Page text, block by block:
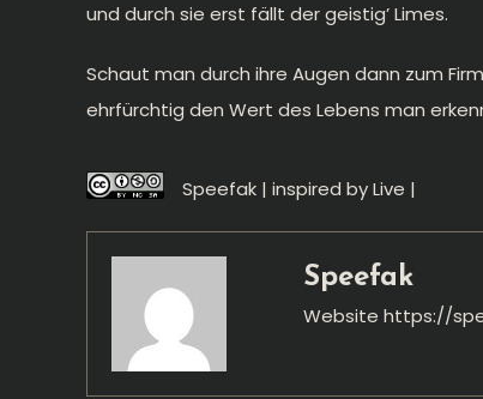
und durch sie erst fällt der geistig’ Limes.
Schaut man durch ihre Augen dann zum
ehrfürchtig den Wert des Lebens man
Speefak | inspired by Live |
Speefak
Website https://